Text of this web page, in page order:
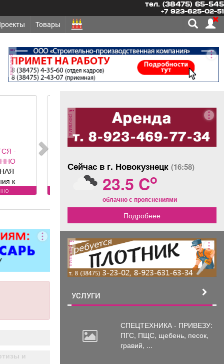
тел. (38475) 65-545
+7 923-625-02-51
Товары
реклама
-
разряда,
руб. 6
от 37000
пакет ООО
и
реклама
Сейчас в г. Новокузнецк (16:58)
23.5 Co
облачно с прояснениями
Подробнее
реклама
УСЛУГИ
СПЕЦТЕХНИКА - ПРИВЕЗУ:
ПГС, ПЩС, щебень, песок,
гравий, ...